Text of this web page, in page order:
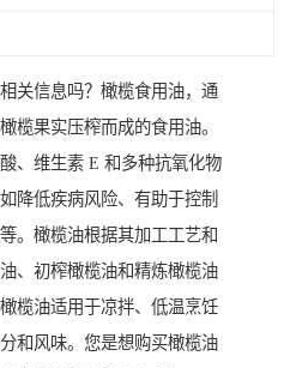
关信息吗？橄榄食用油，通
榄果实压榨而成的食用油。
、维生素 E 和多种抗氧化物
降低疾病风险、有助于控制
。橄榄油根据其加工工艺和
、初榨橄榄油和精炼橄榄油
榄油适用于凉拌、低温烹饪
和风味。您是想购买橄榄油